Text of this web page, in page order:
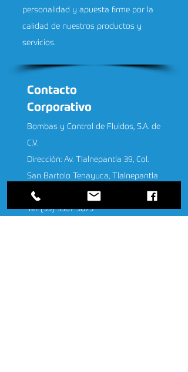
personalidad y apuesta firme por la
calidad de nuestros productos y
servicios.
Contacto
Corporativo
Bombas y Control de Fluidos, S.A. de
C.V.
Dirección: Av. Tlalnepantla 39, Col.
San Bartolo Tenayuca, Tlalnepantla
de Baz, Estado de México, C.P. 54150
Tel:(55) 5587 5075